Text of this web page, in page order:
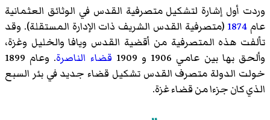
وردت أول إشارة لتشكيل متصرفية القدس في الوثائق العثمانية
عام 1874 (متصرفية القدس الشريف ذات الإدارة المستقلة). وقد
تألفت هذه المتصرفية من أقضية القدس ويافا والخليل وغزة،
وألحق بها بين عامي 1906 و 1909
قضاء الناصرة
. وعام 1899
خولت الدولة متصرف القدس تشكيل قضاء جديد في بئر السبع
الذي كان جزءا من قضاء غزة.